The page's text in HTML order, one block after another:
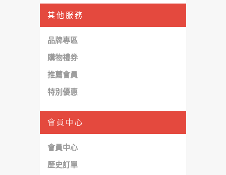
其他服務
品牌專區
購物禮券
推薦會員
特別優惠
會員中心
會員中心
歷史訂單